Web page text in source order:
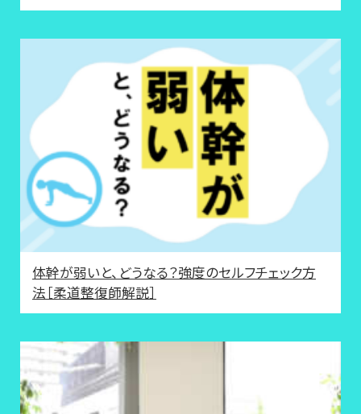
体幹が弱いと、どうなる？強度のセルフチェック方
法［柔道整復師解説］